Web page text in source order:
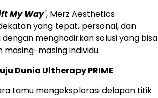
My Way", Merz Aesthetics
yang tepat, personal, dan
menghadirkan solusi yang bisa
masing individu.
Dunia Ultherapy PRIME
tamu mengeksplorasi delapan titik